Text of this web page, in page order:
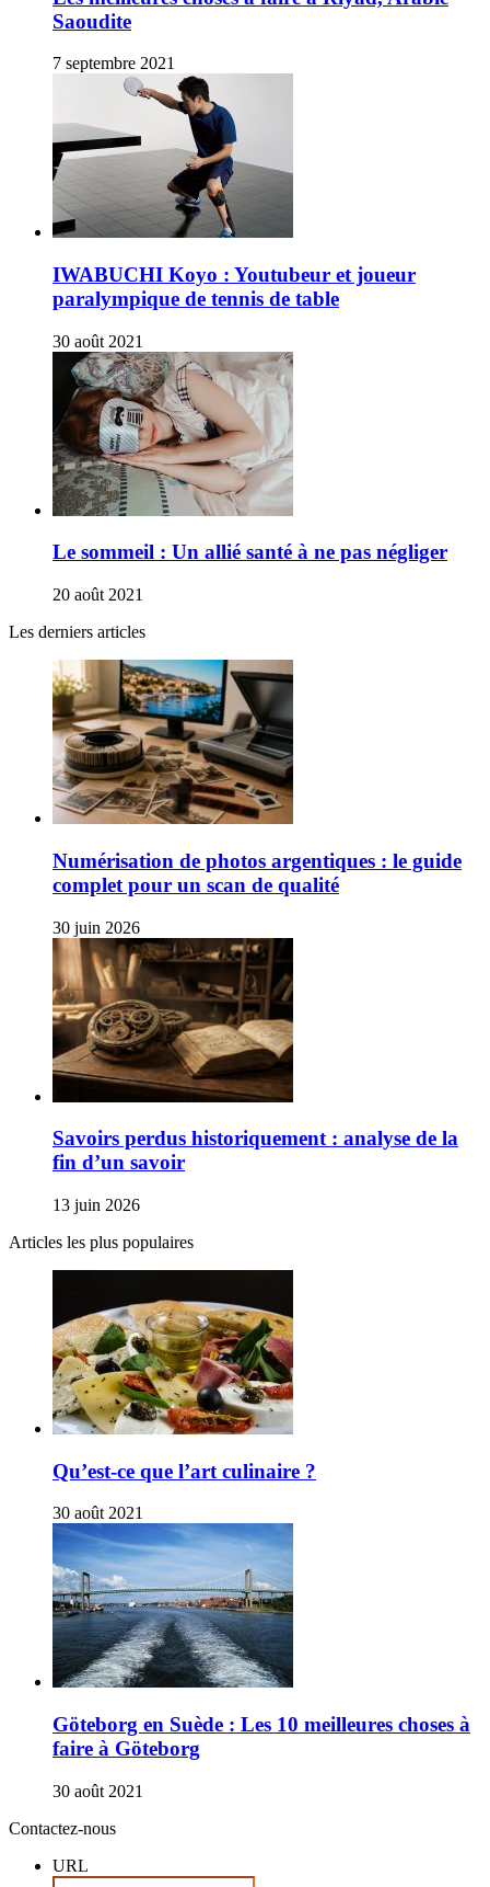
Saoudite
7 septembre 2021
IWABUCHI Koyo : Youtubeur et joueur
paralympique de tennis de table
30 août 2021
Le sommeil : Un allié santé à ne pas négliger
20 août 2021
Les derniers articles
Numérisation de photos argentiques : le guide
complet pour un scan de qualité
30 juin 2026
Savoirs perdus historiquement : analyse de la
fin d’un savoir
13 juin 2026
Articles les plus populaires
Qu’est-ce que l’art culinaire ?
30 août 2021
Göteborg en Suède : Les 10 meilleures choses à
faire à Göteborg
30 août 2021
Contactez-nous
URL